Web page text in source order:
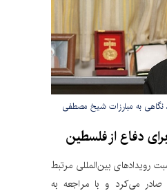
نگاهی به مبارزات شیخ مصطفی
دفاع از فلسطین
رویدادهای بین‌المللی مرتبط
صادر می‌کرد و با مراجعه به